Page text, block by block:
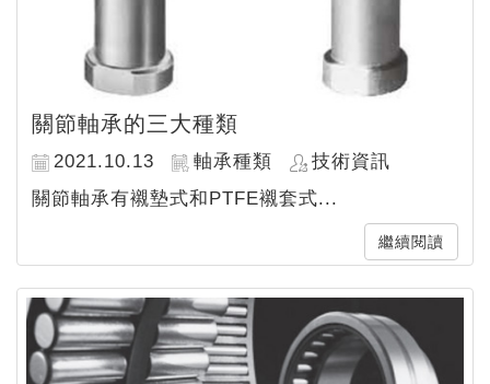
關節軸承的三大種類
2021.10.13 軸承種類
技術資訊
關節軸承有襯墊式和PTFE襯套式...
繼續閱讀